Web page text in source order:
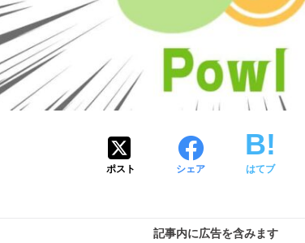
ポスト シェア はてブ
記事内に広告を含みます